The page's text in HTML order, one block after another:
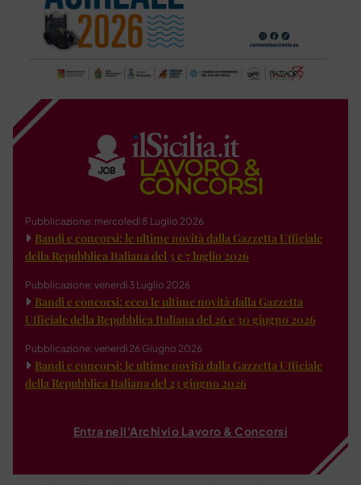
Pubblicazione: mercoledì 8 Luglio 2026
Bandi e concorsi: le ultime novità dalla Gazzetta Ufficiale
della Repubblica Italiana del 3 e 7 luglio 2026
Pubblicazione: venerdì 3 Luglio 2026
Bandi e concorsi: ecco le ultime novità dalla Gazzetta
Ufficiale della Repubblica Italiana del 26 e 30 giugno 2026
Pubblicazione: venerdì 26 Giugno 2026
Bandi e concorsi: le ultime novità dalla Gazzetta Ufficiale
della Repubblica Italiana del 23 giugno 2026
Entra nell'Archivio Lavoro & Concorsi